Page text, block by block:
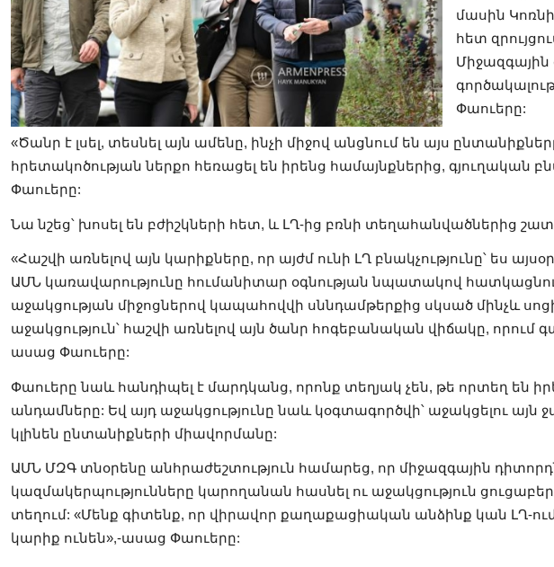
մասին
հետ
Փաուերը:
«Ծանր է լսել, տեսնել այն ամենը, ինչի միջով անցնում են այս
հրետակոծության ներքո հեռացել են իրենց համայնքներից, գյուղական
Փաուերը:
Նա նշեց՝ խոսել են բժիշկների հետ, և ԼՂ-ից բռնի տեղահանվածներից
«Հաշվի առնելով այն կարիքները, որ այժմ ունի ԼՂ բնակչությունը՝ ես
ԱՄՆ կառավարությունը հումանիտար օգնության նպատակով հատկացնում
աջակցության միջոցներով կապահովվի սննդամթերքից սկսած մինչև
աջակցություն՝ հաշվի առնելով այն ծանր հոգեբանական վիճակը, որում
ասաց Փաուերը:
Փաուերը նաև հանդիպել է մարդկանց, որոնք տեղյակ չեն, թե որտեղ են
անդամները: Եվ այդ աջակցությունը նաև կօգտագործվի՝ աջակցելու այն
կլինեն ընտանիքների միավորմանը:
ԱՄՆ ՄԶԳ տնօրենը անհրաժեշտություն համարեց, որ միջազգային
կազմակերպությունները կարողանան հասնել ու աջակցություն
տեղում: «Մենք գիտենք, որ վիրավոր քաղաքացիական անձինք կան ԼՂ-
կարիք ունեն»,-ասաց Փաուերը: